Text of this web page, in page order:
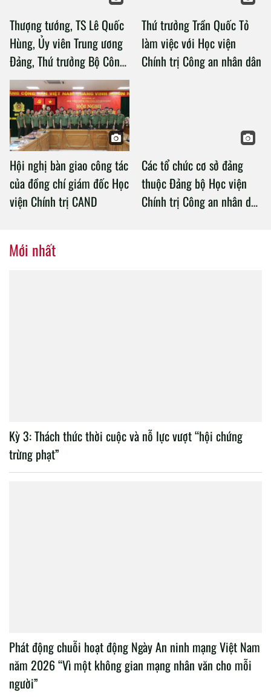
Thượng tướng, TS Lê Quốc
Hùng, Ủy viên Trung ương
Đảng, Thứ trưởng Bộ Công
an làm việc với Học viện
Chính trị Công an nhân dân
Thứ trưởng Trần Quốc Tỏ
làm việc với Học viện
Chính trị Công an nhân dân
Hội nghị bàn giao công tác
của đồng chí giám đốc Học
viện Chính trị CAND
Các tổ chức cơ sở đảng
thuộc Đảng bộ Học viện
Chính trị Công an nhân dân
Mới nhất
Kỳ 3: Thách thức thời cuộc và nỗ lực vượt “hội chứng
trừng phạt”
Phát động chuỗi hoạt động Ngày An ninh mạng Việt Nam
năm 2026 “Vì một không gian mạng nhân văn cho mỗi
người”